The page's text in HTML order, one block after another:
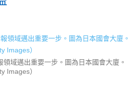
域邁出重要一步。圖為日本國會大廈。
Images）